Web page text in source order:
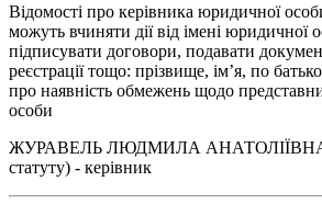
Відомості про керівника юридичної
можуть вчиняти дії від імені юридичної
підписувати договори, подавати
реєстрації тощо: прізвище, ім’я, по
про наявність обмежень щодо
особи
ЖУРАВЕЛЬ ЛЮДМИЛА АНАТОЛІЇВНА,
статуту) - керівник